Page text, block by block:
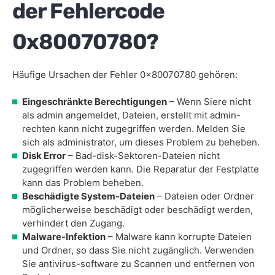
der Fehlercode
0x80070780?
Häufige Ursachen der Fehler 0x80070780 gehören:
Eingeschränkte Berechtigungen – Wenn Siere nicht
als admin angemeldet, Dateien, erstellt mit admin-
rechten kann nicht zugegriffen werden. Melden Sie
sich als administrator, um dieses Problem zu beheben.
Disk Error – Bad-disk-Sektoren-Dateien nicht
zugegriffen werden kann. Die Reparatur der Festplatte
kann das Problem beheben.
Beschädigte System-Dateien – Dateien oder Ordner
möglicherweise beschädigt oder beschädigt werden,
verhindert den Zugang.
Malware-Infektion – Malware kann korrupte Dateien
und Ordner, so dass Sie nicht zugänglich. Verwenden
Sie antivirus-software zu Scannen und entfernen von